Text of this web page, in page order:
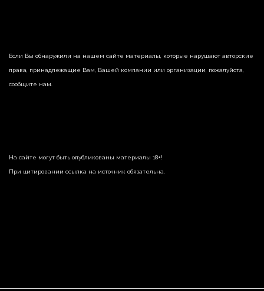
Если Вы обнаружили на нашем сайте материалы, которые нарушают авторские
права, принадлежащие Вам, Вашей компании или организации, пожалуйста,
сообщите нам.
На сайте могут быть опубликованы материалы 18+!
При цитировании ссылка на источник обязательна.